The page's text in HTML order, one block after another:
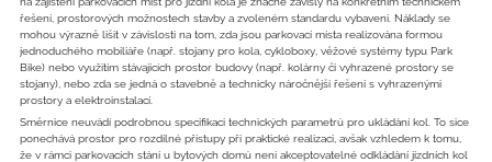
řešení, prostorových možnostech stavby a zvoleném standardu vybavení. Náklady se
mohou výrazně lišit v závislosti na tom, zda jsou parkovací místa realizována formou
jednoduchého mobiliáře (např. stojany pro kola, cykloboxy, věžové systémy typu Park
Bike) nebo využitím stávajících prostor budovy (např. kolárny či vyhrazené prostory se
stojany), nebo zda se jedná o stavebně a technicky náročnější řešení s vyhrazenými
prostory a elektroinstalací.
Směrnice neuvádí podrobnou specifikaci technických parametrů pro ukládání kol. To sice
ponechává prostor pro rozdílné přístupy při praktické realizaci, avšak vzhledem k tomu,
že v rámci parkovacích stání u bytových domů není akceptovatelné odkládání jízdních kol